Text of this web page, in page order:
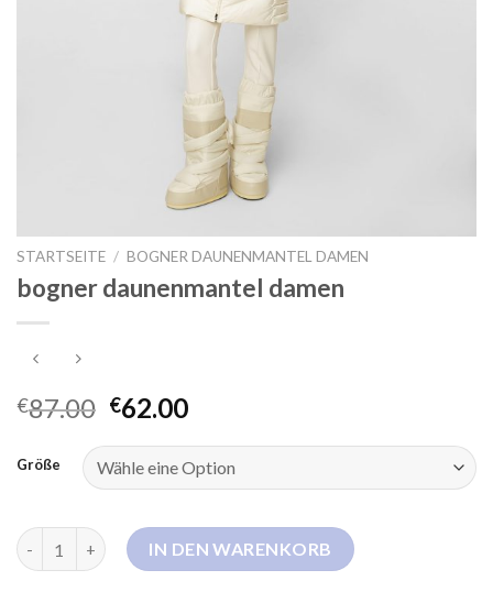
STARTSEITE / BOGNER DAUNENMANTEL DAMEN
bogner daunenmantel damen
€87.00 €62.00
Größe
bogner daunenmantel damen Menge
IN DEN WARENKORB